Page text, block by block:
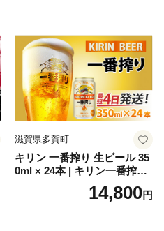
滋賀県多賀町
キリン 一番搾り 生ビール 35
0ml × 24本 | キリン一番搾り
キリンビール 一番搾り ビー
ル 24缶 きりんいちばんしぼ
14,800円